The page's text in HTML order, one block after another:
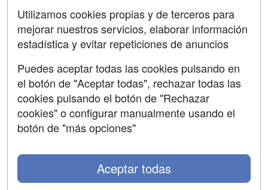
Contactar
Confidencialidad
Copyleft
SÍGUENOS EN:
Utilizamos cookies propias y de terceros para
mejorar nuestros servicios, elaborar información
estadística y evitar repeticiones de anuncios
Puedes aceptar todas las cookies pulsando en
el botón de "Aceptar todas", rechazar todas las
cookies pulsando el botón de "Rechazar
cookies" o configurar manualmente usando el
botón de "más opciones"
Aceptar todas